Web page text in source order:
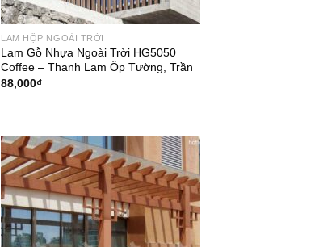
LAM HỘP NGOÀI TRỜI
Lam Gỗ Nhựa Ngoài Trời HG5050
Coffee – Thanh Lam Ốp Tường, Trần
88,000₫